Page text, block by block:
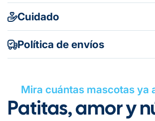
Cuidado
Política de envíos
Mira cuántas mascotas ya
Patitas, amor y